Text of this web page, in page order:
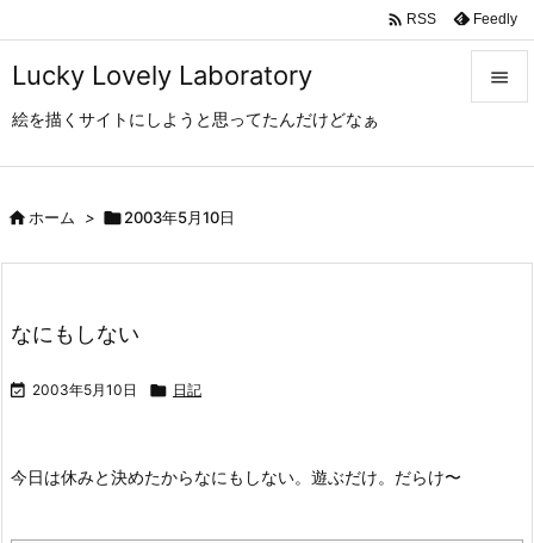
Lucky Lovely Laboratory
絵を描くサイトにしようと思ってたんだけどなぁ

 RSS Feedly
ホーム > 2003年5月10日
なにもしない
 2003年5月10日  日記
今日は休みと決めたからなにもしない。遊ぶだけ。だらけ〜